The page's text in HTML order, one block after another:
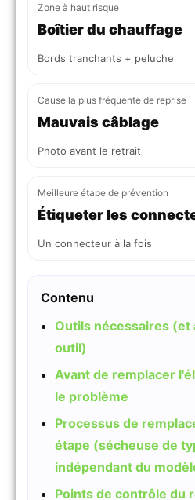
Zone à haut risque
Boîtier du chauffage
Bords tranchants + peluche
Cause la plus fréquente de reprise
Mauvais câblage
Photo avant le retrait
Meilleure étape de prévention
Étiqueter les
Un connecteur à la fois
Contenu
Outils nécessaires (et
outil)
Avant de remplacer
le problème
Processus de
étape (sécheuse de
indépendant du
Points de contrôle du